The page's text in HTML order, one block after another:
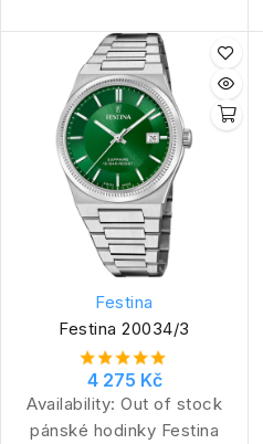
Festina
Festina 20034/3
4 275 Kč
Availability: Out of stock
pánské hodinky Festina